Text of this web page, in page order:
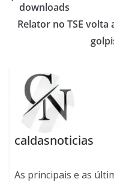
downloads
Relator no TSE
caldasnoticias
As principais e as